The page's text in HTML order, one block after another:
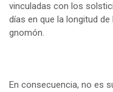
vinculadas con los
días en que la longitud
gnomón.
En consecuencia, no es